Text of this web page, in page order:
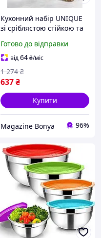
Кухонний набір UNIQUE
зі сріблястою стійкою та
для зручної організації
приправ
Готово до відправки
від64₴/міс
637₴
1 274 ₴
Купити
Magazine Bonya 96%